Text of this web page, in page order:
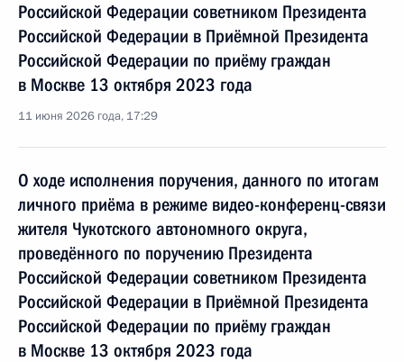
Российской Федерации советником Президента
Российской Федерации в Приёмной Президента
Российской Федерации по приёму граждан
в Москве 13 октября 2023 года
11 июня 2026 года, 17:29
О ходе исполнения поручения, данного по итогам
личного приёма в режиме видео-конференц-связи
жителя Чукотского автономного округа,
проведённого по поручению Президента
Российской Федерации советником Президента
Российской Федерации в Приёмной Президента
Российской Федерации по приёму граждан
в Москве 13 октября 2023 года